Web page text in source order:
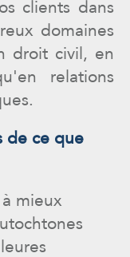
clients dans
domaines
droit civil, en
relations
de ce que
mieux